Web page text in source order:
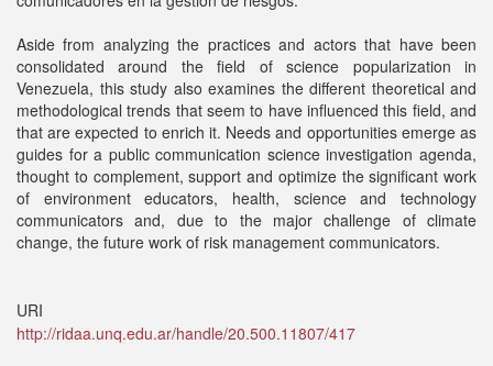
Aside from analyzing the practices and actors that have been
consolidated around the field of science popularization in
Venezuela, this study also examines the different theoretical and
methodological trends that seem to have influenced this field, and
that are expected to enrich it. Needs and opportunities emerge as
guides for a public communication science investigation agenda,
thought to complement, support and optimize the significant work
of environment educators, health, science and technology
communicators and, due to the major challenge of climate
change, the future work of risk management communicators.
URI
http://ridaa.unq.edu.ar/handle/20.500.11807/417